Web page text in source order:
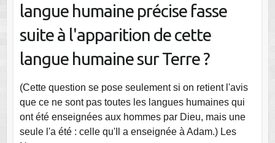
langue humaine précise fasse
suite à l'apparition de cette
langue humaine sur Terre ?
(Cette question se pose seulement si on retient l'avis
que ce ne sont pas toutes les langues humaines qui
ont été enseignées aux hommes par Dieu, mais une
seule l'a été : celle qu'Il a enseignée à Adam.) Les